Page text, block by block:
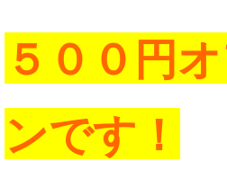
５００円
ンです！